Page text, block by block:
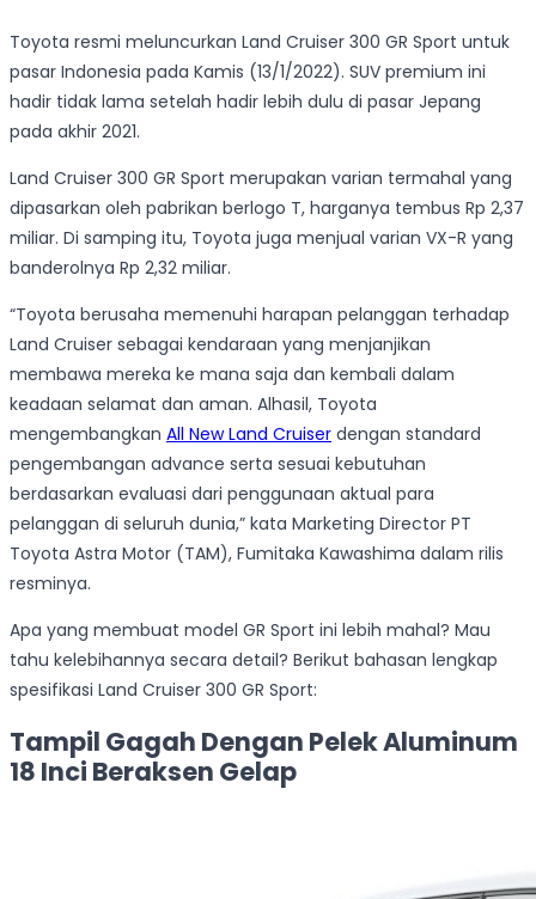
Toyota resmi meluncurkan Land Cruiser 300 GR Sport untuk
pasar Indonesia pada Kamis (13/1/2022). SUV premium ini
hadir tidak lama setelah hadir lebih dulu di pasar Jepang
pada akhir 2021.
Land Cruiser 300 GR Sport merupakan varian termahal yang
dipasarkan oleh pabrikan berlogo T, harganya tembus Rp 2,37
miliar. Di samping itu, Toyota juga menjual varian VX-R yang
banderolnya Rp 2,32 miliar.
“Toyota berusaha memenuhi harapan pelanggan terhadap
Land Cruiser sebagai kendaraan yang menjanjikan
membawa mereka ke mana saja dan kembali dalam
keadaan selamat dan aman. Alhasil, Toyota
mengembangkan All New Land Cruiser dengan standard
pengembangan advance serta sesuai kebutuhan
berdasarkan evaluasi dari penggunaan aktual para
pelanggan di seluruh dunia,” kata Marketing Director PT
Toyota Astra Motor (TAM), Fumitaka Kawashima dalam rilis
resminya.
Apa yang membuat model GR Sport ini lebih mahal? Mau
tahu kelebihannya secara detail? Berikut bahasan lengkap
spesifikasi Land Cruiser 300 GR Sport:
Tampil Gagah Dengan Pelek Aluminum
18 Inci Beraksen Gelap